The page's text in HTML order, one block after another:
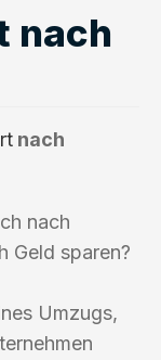
nach
nach
nach
Geld sparen?
Umzugs,